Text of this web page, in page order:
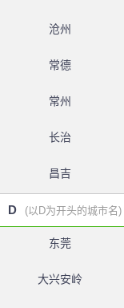
沧州
常德
常州
长治
昌吉
D (以D为开头的城市名)
东莞
大兴安岭